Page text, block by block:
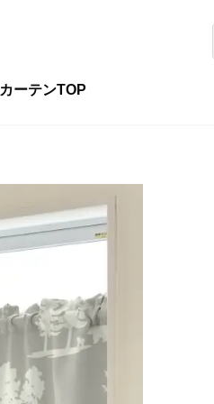
カーテンTOP